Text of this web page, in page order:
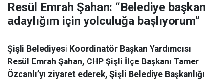
Resül Emrah Şahan: “Belediye başkan
adaylığım için yolculuğa başlıyorum”
Şişli Belediyesi Koordinatör Başkan Yardımcısı
Resül Emrah Şahan, CHP Şişli İlçe Başkanı Tamer
Özcanlı’yı ziyaret ederek, Şişli Belediye Başkanlığı